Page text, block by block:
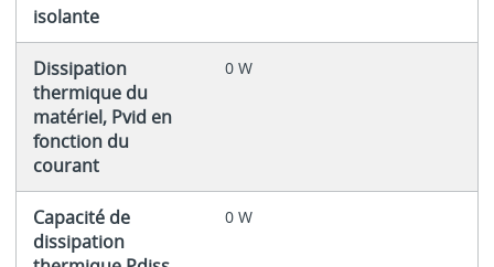
isolante
Dissipation
thermique du
matériel, Pvid en
fonction du
courant
0 W
Capacité de
dissipation
0 W